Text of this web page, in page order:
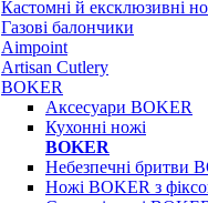
Кастомні й ексклюзивні
Газові балончики
Aimpoint
Artisan Cutlery
BOKER
Аксесуари BOKER
Кухонні ножі
BOKER
Небезпечні бритви
Ножі BOKER з